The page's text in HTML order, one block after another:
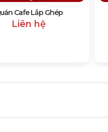
Cafe Lắp Ghép
Liên hệ